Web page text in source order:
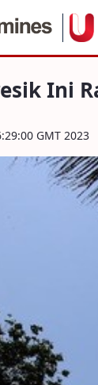
Raih
Ini
GMT 2023